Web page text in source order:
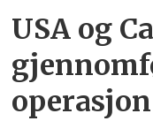
USA og